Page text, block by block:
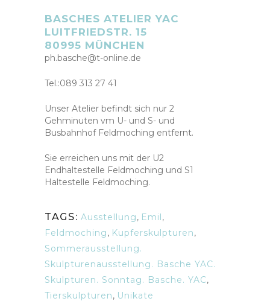
BASCHES ATELIER YAC
LUITFRIEDSTR. 15
80995 MÜNCHEN
ph.basche@t-online.de
Tel.:089 313 27 41
Unser Atelier befindt sich nur 2
Gehminuten vm U- und S- und
Busbahnhof Feldmoching entfernt.
Sie erreichen uns mit der U2
Endhaltestelle Feldmoching und S1
Haltestelle Feldmoching.
TAGS: Ausstellung, Emil,
Feldmoching, Kupferskulpturen,
Sommerausstellung.
Skulpturenausstellung. Basche YAC.
Skulpturen. Sonntag. Basche. YAC,
Tierskulpturen, Unikate